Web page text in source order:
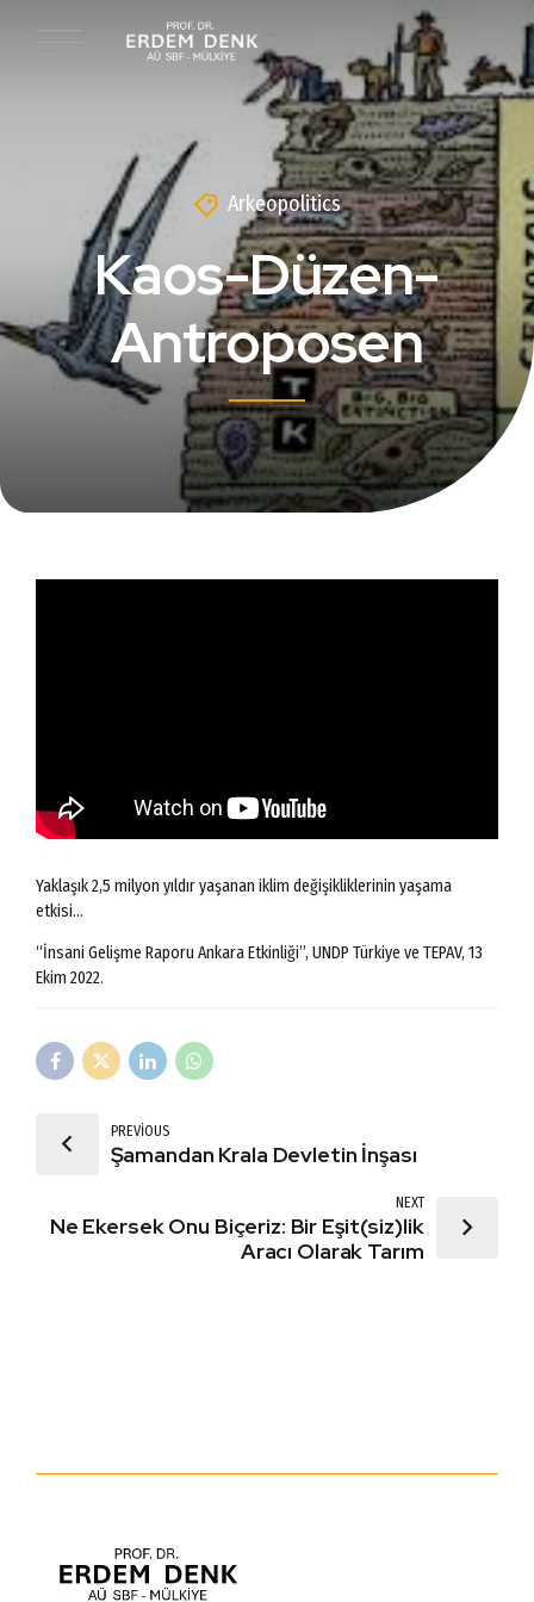
Arkeopolitics
Kaos-Düzen-
Antroposen
Yaklaşık 2,5 milyon yıldır yaşanan iklim değişikliklerinin yaşama
etkisi…
“İnsani Gelişme Raporu Ankara Etkinliği”, UNDP Türkiye ve TEPAV, 13
Ekim 2022.
PREVIOUS
Şamandan Krala Devletin İnşası
NEXT
Ne Ekersek Onu Biçeriz: Bir Eşit(siz)lik
Aracı Olarak Tarım